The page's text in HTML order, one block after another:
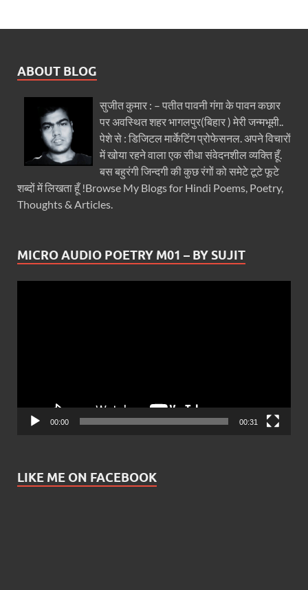
ABOUT BLOG
सुजीत कुमार : – पतीत पावनी गंगा के पावन कछार
पर अवस्थित शहर भागलपुर(बिहार ) मेरी जन्मभूमी..
पेशे से : डिजिटल मार्केटिंग प्रोफेसनल. अपने विचारों
में खोया रहने वाला एक सीधा संवेदनशील व्यक्ति हूँ.
बस बहुरंगी जिन्दगी की कुछ रंगों को समेटे टूटे फूटे
शब्दों में लिखता हूँ !Browse My Blogs for Hindi Poems, Poetry,
Thoughts & Articles.
MICRO AUDIO POETRY M01 – BY SUJIT
00:00 00:31
LIKE ME ON FACEBOOK